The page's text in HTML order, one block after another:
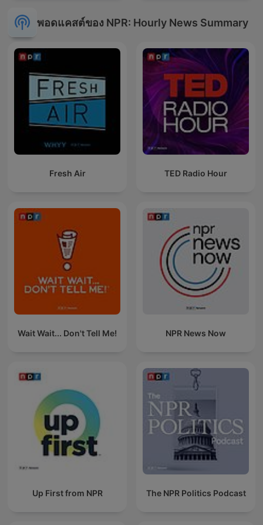
พอดแคสต์ของ NPR: Hourly News Summary
Fresh Air TED Radio Hour
Wait Wait... Don't Tell Me! NPR News Now
Up First from NPR The NPR Politics Podcast